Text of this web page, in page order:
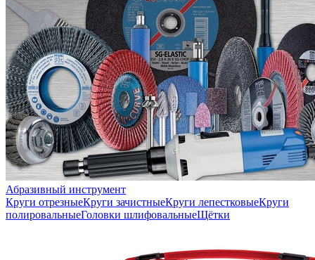
Абразивный инструмент
Круги отрезныеКруги зачистныеКруги лепестковыеКруги
полировальныеГоловки шлифовальныеЩётки